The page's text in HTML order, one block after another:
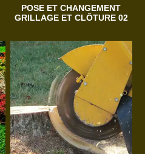
POSE ET CHANGEMENT
GRILLAGE ET CLÔTURE 02